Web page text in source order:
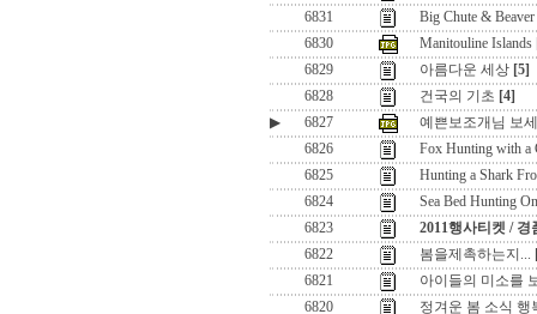
6831
Big Chute & Beaver
6830
Manitouline Islands
6829
아름다운 세상 [5]
6828
건국의 기초 [4]
▶
6827
예쁜보조개님 보
6826
Fox Hunting with a
6825
Hunting a Shark
6824
Sea Bed Hunting
6823
2011행사티켓 /
6822
봄을제촉하는지...
6821
아이들의 미소를
6820
정겨운 봄 소식